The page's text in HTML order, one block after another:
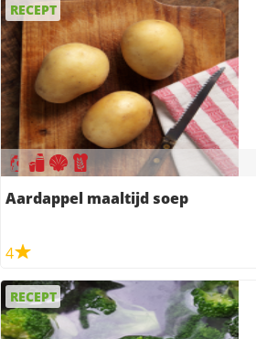
RECEPT
Aardappel maaltijd soep
4
RECEPT